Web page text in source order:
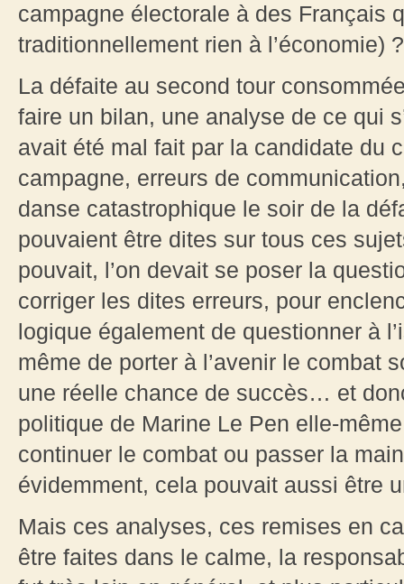
campagne électorale à des Français
traditionnellement rien à l’économie) ?
La défaite au second tour
faire un bilan, une analyse de ce qui
avait été mal fait par la candidate du
campagne, erreurs de
danse catastrophique le soir de la
pouvaient être dites sur tous ces
pouvait, l’on devait se poser la
corriger les dites erreurs, pour
logique également de questionner à
même de porter à l’avenir le combat
une réelle chance de succès… et
politique de Marine Le Pen elle-
continuer le combat ou passer la
évidemment, cela pouvait aussi être
Mais ces analyses, ces remises en
être faites dans le calme, la